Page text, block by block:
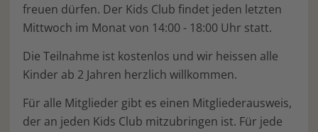
freuen dürfen. Der Kids Club findet jeden letzten
Mittwoch im Monat von 14:00 - 18:00 Uhr statt.
Die Teilnahme ist kostenlos und wir heissen alle
Kinder ab 2 Jahren herzlich willkommen.
Für alle Mitglieder gibt es einen Mitgliederausweis,
der an jeden Kids Club mitzubringen ist. Für jede